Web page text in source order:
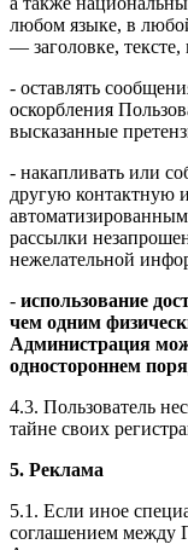
любом языке, в
— заголовке,
- оставлять
оскорбления
высказанные
- накапливать или
другую контактную
рассылки
нежелательной
- использование
чем одним
Администрация
одностороннем
4.3. Пользователь
тайне своих
5. Реклама
5.1. Если иное
соглашением между